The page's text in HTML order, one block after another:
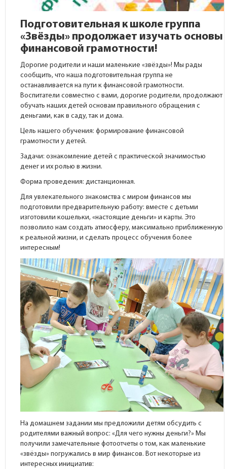
Подготовительная к школе группа
«Звёзды» продолжает изучать основы
финансовой грамотности!
Дорогие родители и наши маленькие «звёзды»! Мы рады
сообщить, что наша подготовительная группа не
останавливается на пути к финансовой грамотности.
Воспитатели совместно с вами, дорогие родители, продолжают
обучать наших детей основам правильного обращения с
деньгами, как в саду, так и дома.
Цель нашего обучения: формирование финансовой
грамотности у детей.
Задачи: ознакомление детей с практической значимостью
денег и их ролью в жизни.
Форма проведения: дистанционная.
Для увлекательного знакомства с миром финансов мы
подготовили предварительную работу: вместе с детьми
изготовили кошельки, «настоящие деньги» и карты. Это
позволило нам создать атмосферу, максимально приближенную
к реальной жизни, и сделать процесс обучения более
интересным!
На домашнем задании мы предложили детям обсудить с
родителями важный вопрос: «Для чего нужны деньги?» Мы
получили замечательные фотоотчеты о том, как маленькие
«звёзды» погружались в мир финансов. Вот некоторые из
интересных инициатив: